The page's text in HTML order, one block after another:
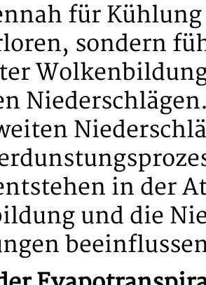
für
sondern
in der
und die